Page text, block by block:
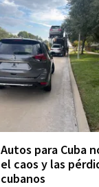
Autos para Cuba
el caos y las
cubanos